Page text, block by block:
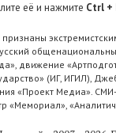
её и нажмите Ctrl +
признаны
движение
(ИГ, ИГИЛ),
«Проект Медиа».
«Мемориал»,